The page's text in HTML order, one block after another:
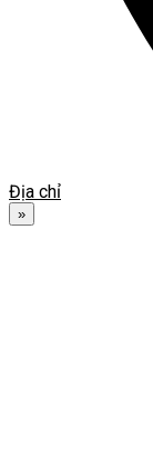
Địa chỉ
»